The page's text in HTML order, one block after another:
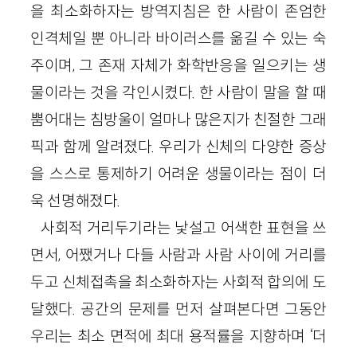
을 최소화하자는 방역지침은 한 사람이 존엄한
인격체일 뿐 아니라 바이러스를 옮길 수 있는 숙
주이며, 그 존재 자체가 화학반응을 일으키는 생
물이라는 것을 각인시켰다. 한 사람이 말을 할 때
뿜어대는 침방울이 얼마나 많은지가 친절한 그래
픽과 함께 알려졌다. 우리가 신체의 다양한 증상
을 스스로 통제하기 어려운 생물이라는 점이 더
욱 선명해졌다.
사회적 거리두기라는 낯설고 어색한 표현을 쓰
면서, 어쨌거나 다들 사람과 사람 사이에 거리를
두고 신체접촉을 최소화하자는 사회적 합의에 도
달했다. 공간의 문제를 먼저 살펴본다면 그동안
우리는 최소 면적에 최대 용적률을 지향하며 ‘더